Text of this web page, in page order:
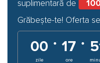
suplimentară de
Grăbește-te! Oferta
00
zile
· 17
ore
·